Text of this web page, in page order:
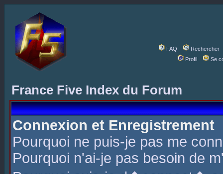
FAQ
Rechercher
Profil
Se
France Five Index du Forum
Connexion et Enregistrement
Pourquoi ne puis-je pas me
Pourquoi n'ai-je pas besoin de